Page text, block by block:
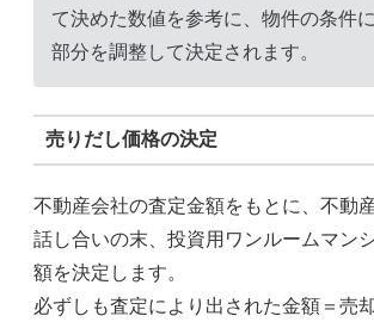
て決めた数値を参考に、物件の条件
部分を調整して決定されます。
売りだし価格の決定
不動産会社の査定金額をもとに、不動
話し合いの末、投資用ワンルームマン
額を決定します。
必ずしも査定により出された金額＝売